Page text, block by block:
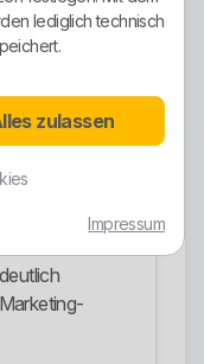
der stärkeren
auch
beschrieben.
Anbieter über
lediglich technisch
zulassen
Impressum